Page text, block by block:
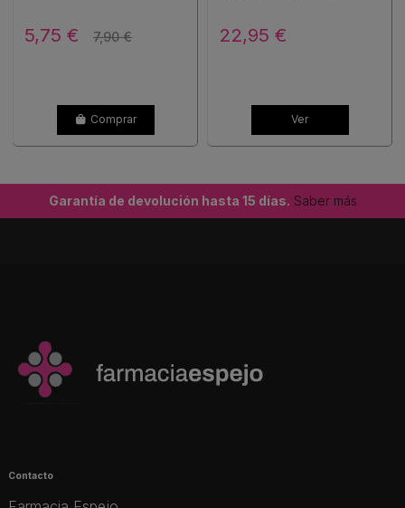
5,75 € 7,90 €
Comprar
22,95 €
Ver
Garantía de devolución hasta 15 días. Saber más
Contacto